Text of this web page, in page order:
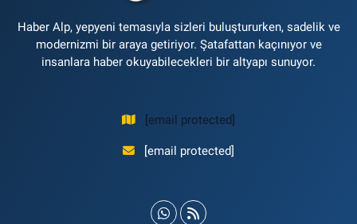
Haber Alp, yepyeni temasıyla sizleri buluştururken, sadelik ve
modernizmi bir araya getiriyor. Şatafattan kaçınıyor ve
insanlara haber okuyabilecekleri bir altyapı sunuyor.
[email protected]
[email protected]